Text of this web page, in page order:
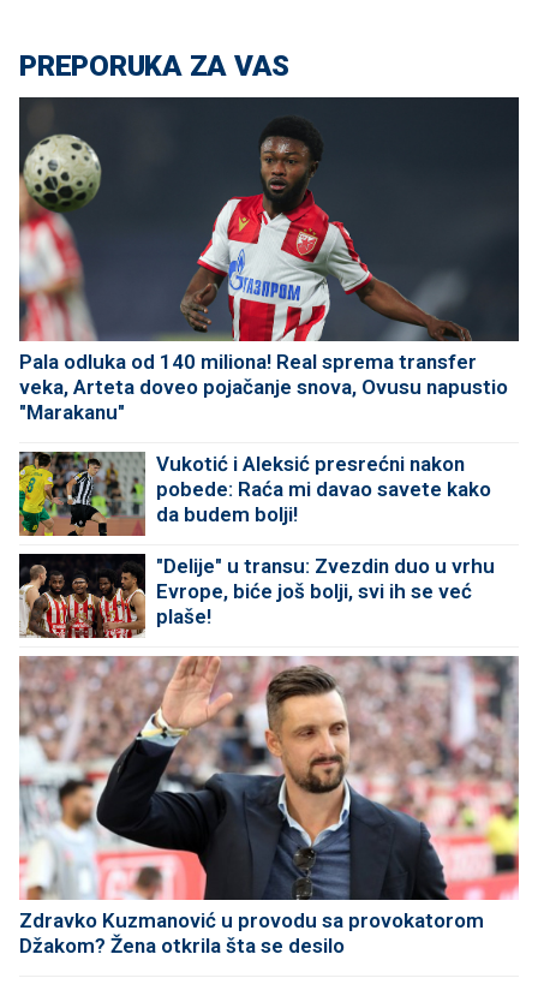
PREPORUKA ZA VAS
Pala odluka od 140 miliona! Real sprema transfer
veka, Arteta doveo pojačanje snova, Ovusu napustio
"Marakanu"
Vukotić i Aleksić presrećni nakon
pobede: Raća mi davao savete kako
da budem bolji!
"Delije" u transu: Zvezdin duo u vrhu
Evrope, biće još bolji, svi ih se već
plaše!
Zdravko Kuzmanović u provodu sa provokatorom
Džakom? Žena otkrila šta se desilo